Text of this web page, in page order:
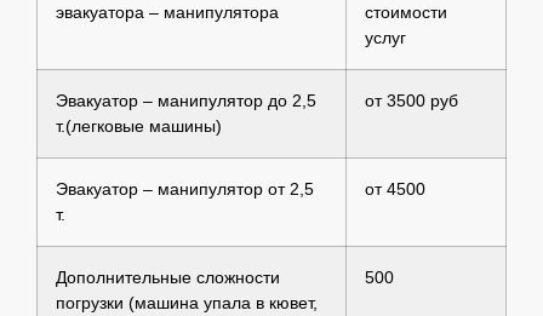
эвакуатора – манипулятора
стоимости
услуг
Эвакуатор – манипулятор до 2,5
т.(легковые машины)
от 3500 руб
Эвакуатор – манипулятор от 2,5
т.
от 4500
Дополнительные сложности
погрузки (машина упала в кювет,
500